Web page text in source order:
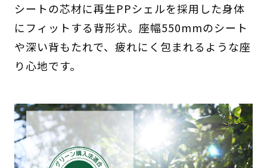
シートの芯材に再生PPシェルを採用した身体
にフィットする背形状。座幅550mmのシート
や深い背もたれで、疲れにく包まれるような座
り心地です。